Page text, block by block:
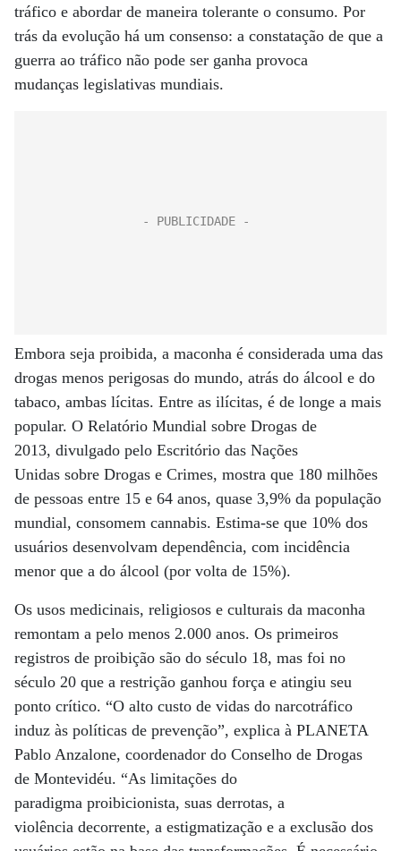
tráfico e abordar de maneira tolerante o consumo. Por
trás da evolução há um consenso: a constatação de que a
guerra ao tráfico não pode ser ganha provoca
mudanças legislativas mundiais.
Embora seja proibida, a maconha é considerada uma das
drogas menos perigosas do mundo, atrás do álcool e do
tabaco, ambas lícitas. Entre as ilícitas, é de longe a mais
popular. O Relatório Mundial sobre Drogas de
2013, divulgado pelo Escritório das Nações
Unidas sobre Drogas e Crimes, mostra que 180 milhões
de pessoas entre 15 e 64 anos, quase 3,9% da população
mundial, consomem cannabis. Estima-se que 10% dos
usuários desenvolvam dependência, com incidência
menor que a do álcool (por volta de 15%).
Os usos medicinais, religiosos e culturais da maconha
remontam a pelo menos 2.000 anos. Os primeiros
registros de proibição são do século 18, mas foi no
século 20 que a restrição ganhou força e atingiu seu
ponto crítico. “O alto custo de vidas do narcotráfico
induz às políticas de prevenção”, explica à PLANETA
Pablo Anzalone, coordenador do Conselho de Drogas
de Montevidéu. “As limitações do
paradigma proibicionista, suas derrotas, a
violência decorrente, a estigmatização e a exclusão dos